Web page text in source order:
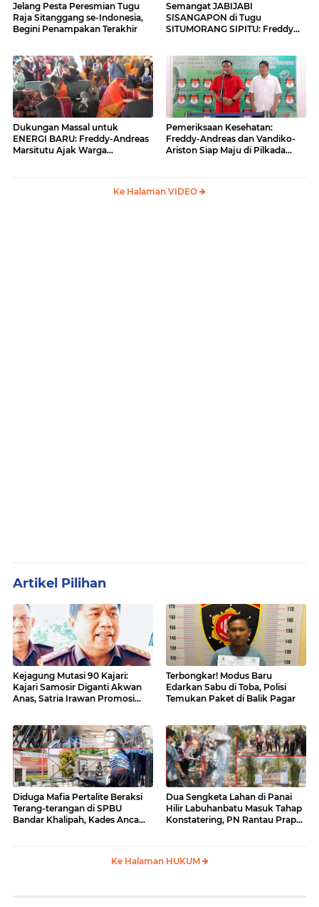
Jelang Pesta Peresmian Tugu
Raja Sitanggang se-Indonesia,
Begini Penampakan Terakhir
Semangat JABIJABI
SISANGAPON di Tugu
SITUMORANG SIPITU: Freddy
Dukungan Massal untuk
ENERGI BARU: Freddy-Andreas
Marsitutu Ajak Warga
Pemeriksaan Kesehatan:
Freddy-Andreas dan Vandiko-
Ariston Siap Maju di Pilkada
Ke Halaman VIDEO
Artikel Pilihan
Kejagung Mutasi 90 Kajari:
Kajari Samosir Diganti Akwan
Anas, Satria Irawan Promosi
Terbongkar! Modus Baru
Edarkan Sabu di Toba, Polisi
Temukan Paket di Balik Pagar
Diduga Mafia Pertalite Beraksi
Terang-terangan di SPBU
Bandar Khalipah, Kades Ancam
Dua Sengketa Lahan di Panai
Hilir Labuhanbatu Masuk Tahap
Konstatering, PN Rantau Prapat
Ke Halaman HUKUM